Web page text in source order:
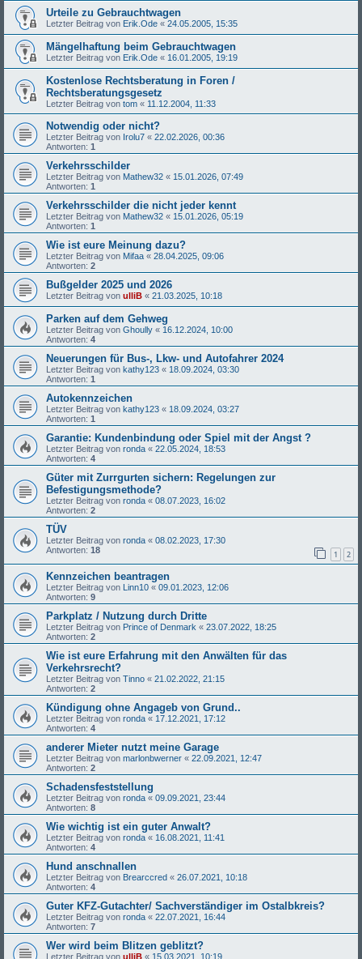
Urteile zu Gebrauchtwagen
Letzter Beitrag von Erik.Ode « 24.05.2005, 15:35
Mängelhaftung beim Gebrauchtwagen
Letzter Beitrag von Erik.Ode « 16.01.2005, 19:19
Kostenlose Rechtsberatung in Foren /
Rechtsberatungsgesetz
Letzter Beitrag von tom « 11.12.2004, 11:33
Notwendig oder nicht?
Letzter Beitrag von Irolu7 « 22.02.2026, 00:36
Antworten: 1
Verkehrsschilder
Letzter Beitrag von Mathew32 « 15.01.2026, 07:49
Antworten: 1
Verkehrsschilder die nicht jeder kennt
Letzter Beitrag von Mathew32 « 15.01.2026, 05:19
Antworten: 1
Wie ist eure Meinung dazu?
Letzter Beitrag von Mifaa « 28.04.2025, 09:06
Antworten: 2
Bußgelder 2025 und 2026
Letzter Beitrag von ulliB « 21.03.2025, 10:18
Parken auf dem Gehweg
Letzter Beitrag von Ghoully « 16.12.2024, 10:00
Antworten: 4
Neuerungen für Bus-, Lkw- und Autofahrer 2024
Letzter Beitrag von kathy123 « 18.09.2024, 03:30
Antworten: 1
Autokennzeichen
Letzter Beitrag von kathy123 « 18.09.2024, 03:27
Antworten: 1
Garantie: Kundenbindung oder Spiel mit der Angst ?
Letzter Beitrag von ronda « 22.05.2024, 18:53
Antworten: 4
Güter mit Zurrgurten sichern: Regelungen zur
Befestigungsmethode?
Letzter Beitrag von ronda « 08.07.2023, 16:02
Antworten: 2
TÜV
Letzter Beitrag von ronda « 08.02.2023, 17:30
Antworten: 18 1 2
Kennzeichen beantragen
Letzter Beitrag von Linn10 « 09.01.2023, 12:06
Antworten: 9
Parkplatz / Nutzung durch Dritte
Letzter Beitrag von Prince of Denmark « 23.07.2022, 18:25
Antworten: 2
Wie ist eure Erfahrung mit den Anwälten für das
Verkehrsrecht?
Letzter Beitrag von Tinno « 21.02.2022, 21:15
Antworten: 2
Kündigung ohne Angageb von Grund..
Letzter Beitrag von ronda « 17.12.2021, 17:12
Antworten: 4
anderer Mieter nutzt meine Garage
Letzter Beitrag von marlonbwerner « 22.09.2021, 12:47
Antworten: 2
Schadensfeststellung
Letzter Beitrag von ronda « 09.09.2021, 23:44
Antworten: 8
Wie wichtig ist ein guter Anwalt?
Letzter Beitrag von ronda « 16.08.2021, 11:41
Antworten: 4
Hund anschnallen
Letzter Beitrag von Brearccred « 26.07.2021, 10:18
Antworten: 4
Guter KFZ-Gutachter/ Sachverständiger im Ostalbkreis?
Letzter Beitrag von ronda « 22.07.2021, 16:44
Antworten: 7
Wer wird beim Blitzen geblitzt?
Letzter Beitrag von ulliB « 15.03.2021, 10:19